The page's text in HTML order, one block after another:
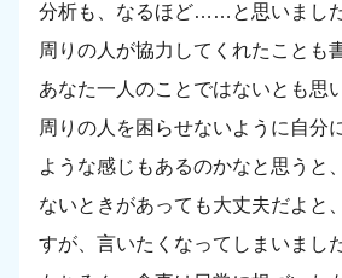
分析も、なるほど……と思いました
周りの人が協力してくれたことも
あなた一人のことではないとも思
周りの人を困らせないように自分
ような感じもあるのかなと思うと
ないときがあっても大丈夫だよと
すが、言いたくなってしまいました